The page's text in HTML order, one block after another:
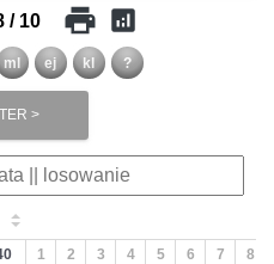
/ 10 print analytics
ml ej kl ?
>
1 2 3 4 5 6 7
8